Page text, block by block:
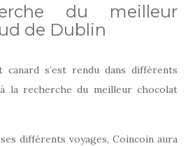
du meilleur
de Dublin
s’est rendu dans différents
la recherche du meilleur chocolat
différents voyages, Coincoin aura